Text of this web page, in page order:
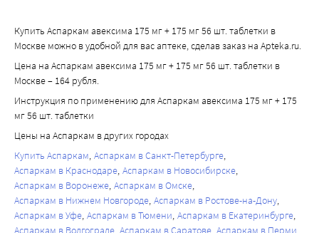
Купить Аспаркам авексима 175 мг + 175 мг 56 шт. таблетки в
Москве можно в удобной для вас аптеке, сделав заказ на Apteka.ru.
Цена на Аспаркам авексима 175 мг + 175 мг 56 шт. таблетки в
Москве – 164 рубля.
Инструкция по применению для Аспаркам авексима 175 мг + 175
мг 56 шт. таблетки
Цены на Аспаркам в других городах
Купить Аспаркам Аспаркам в Санкт-Петербурге
Аспаркам в Краснодаре Аспаркам в Новосибирске
Аспаркам в Воронеже Аспаркам в Омске
Аспаркам в Нижнем Новгороде Аспаркам в Ростове-на-Дону
Аспаркам в Уфе Аспаркам в Тюмени Аспаркам в Екатеринбурге